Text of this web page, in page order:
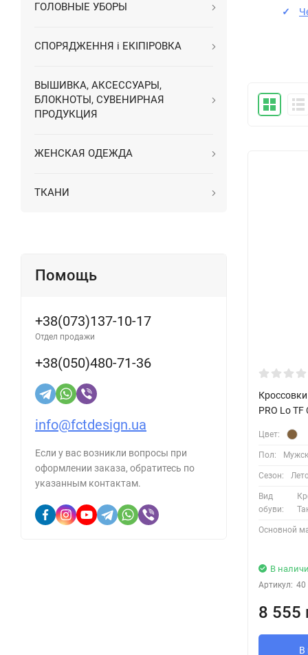
ГОЛОВНЫЕ УБОРЫ
СПОРЯДЖЕННЯ і ЕКІПІРОВКА
ВЫШИВКА, АКСЕССУАРЫ,
БЛОКНОТЫ, СУВЕНИРНАЯ
ПРОДУКЦИЯ
ЖЕНСКАЯ ОДЕЖДА
ТКАНИ
Помощь
+38(073)137-10-17
Отдел продажи
+38(050)480-71-36
info@fctdesign.ua
Если у вас возникли вопросы при
оформлении заказа, обратитесь по
указанным контактам.
PRO Lo TF
Цвет:
Пол:
Сезон:
Вид
обуви:
Основной
В
Артикул: 40
8 555
В